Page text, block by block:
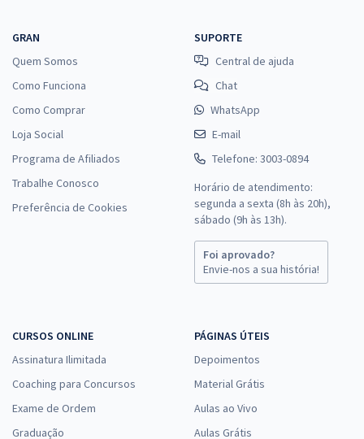
GRAN
Quem Somos
Como Funciona
Como Comprar
Loja Social
Programa de Afiliados
Trabalhe Conosco
Preferência de Cookies
SUPORTE
Central de ajuda
Chat
WhatsApp
E-mail
Telefone: 3003-0894
Horário de atendimento:
segunda a sexta (8h às 20h),
sábado (9h às 13h).
Foi aprovado?
Envie-nos a sua história!
CURSOS ONLINE
Assinatura Ilimitada
Coaching para Concursos
Exame de Ordem
Graduação
PÁGINAS ÚTEIS
Depoimentos
Material Grátis
Aulas ao Vivo
Aulas Grátis